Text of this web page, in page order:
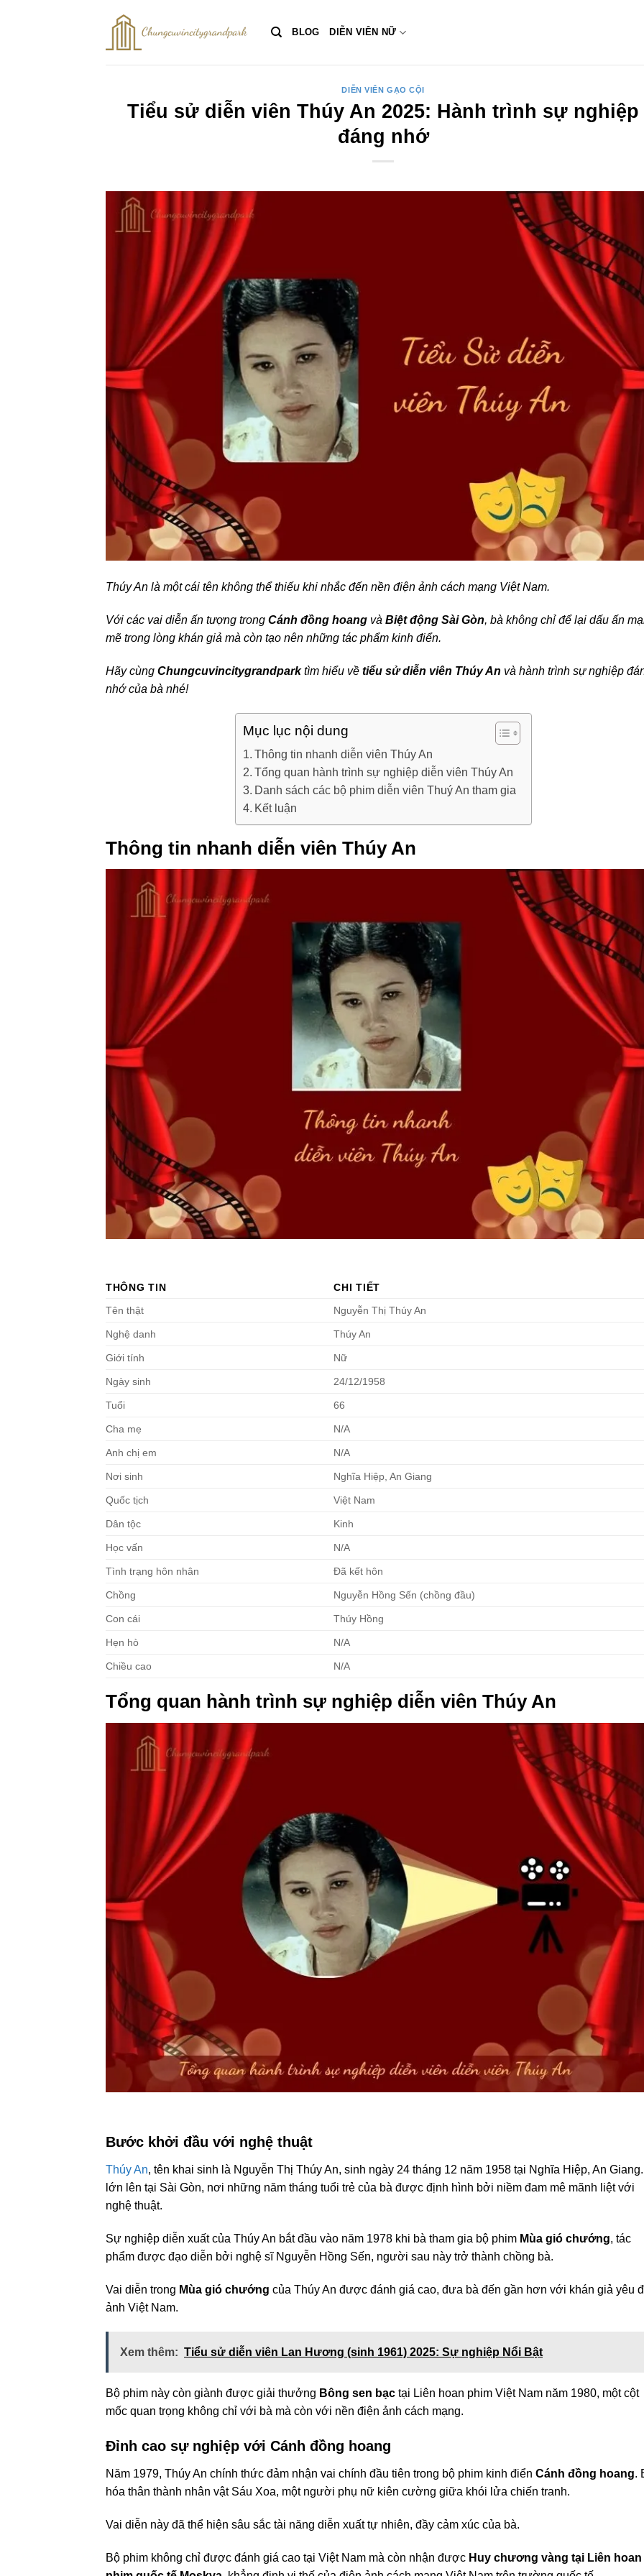
BLOG DIỄN VIÊN NỮ
DIỄN VIÊN GẠO CỘI
Tiểu sử diễn viên Thúy An 2025: Hành trình sự nghiệp
đáng nhớ
Thúy An là một cái tên không thể thiếu khi nhắc đến nền điện ảnh cách mạng Việt Nam.
Với các vai diễn ấn tượng trong Cánh đồng hoang và Biệt động Sài Gòn, bà không chỉ để lại dấu ấn
mẽ trong lòng khán giả mà còn tạo nên những tác phẩm kinh điển.
Hãy cùng Chungcuvincitygrandparktìm hiểu về tiểu sử diễn viên Thúy An và hành trình sự nghiệp
nhớ của bà nhé!
Mục lục nội dung
Thông tin nhanh diễn viên Thúy An
Tổng quan hành trình sự nghiệp diễn viên Thúy An
Danh sách các bộ phim diễn viên Thuý An tham gia
Kết luận
Thông tin nhanh diễn viên Thúy An
THÔNG TIN
CHI TIẾT
Tên thật
Nguyễn Thị Thúy An
Nghệ danh Thúy An
Giới tính Nữ
Ngày sinh 24/12/1958
Tuổi 66
Cha mẹ N/A
Anh chị em N/A
Nơi sinh Nghĩa Hiệp, An Giang
Quốc tịch Việt Nam
Dân tộc Kinh
Học vấn N/A
Tình trạng hôn nhân Đã kết hôn
Chồng Nguyễn Hồng Sến (chồng đầu)
Con cái Thúy Hồng
Hẹn hò N/A
Chiều cao N/A
Tổng quan hành trình sự nghiệp diễn viên Thúy An
Bước khởi đầu với nghệ thuật
Thúy An, tên khai sinh là Nguyễn Thị Thúy An, sinh ngày 24 tháng 12 năm 1958 tại Nghĩa Hiệp, An
lớn lên tại Sài Gòn, nơi những năm tháng tuổi trẻ của bà được định hình bởi niềm đam mê mãnh liệt với
nghệ thuật.
Sự nghiệp diễn xuất của Thúy An bắt đầu vào năm 1978 khi bà tham gia bộ phim Mùa gió chướng, tác
phẩm được đạo diễn bởi nghệ sĩ Nguyễn Hồng Sến, người sau này trở thành chồng bà.
Vai diễn trong Mùa gió chướng của Thúy An được đánh giá cao, đưa bà đến gần hơn với khán giả yêu
ảnh Việt Nam.
Xem thêm: Tiểu sử diễn viên Lan Hương (sinh 1961) 2025: Sự nghiệp Nổi Bật
Bộ phim này còn giành được giải thưởng Bông sen bạc tại Liên hoan phim Việt Nam năm 1980, một cột
mốc quan trọng không chỉ với bà mà còn với nền điện ảnh cách mạng.
Đỉnh cao sự nghiệp với Cánh đồng hoang
Năm 1979, Thúy An chính thức đảm nhận vai chính đầu tiên trong bộ phim kinh điển Cánh đồng hoang.
hóa thân thành nhân vật Sáu Xoa, một người phụ nữ kiên cường giữa khói lửa chiến tranh.
Vai diễn này đã thể hiện sâu sắc tài năng diễn xuất tự nhiên, đầy cảm xúc của bà.
Bộ phim không chỉ được đánh giá cao tại Việt Nam mà còn nhận được Huy chương vàng tại Liên hoan